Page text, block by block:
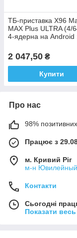
ТБ-приставка X96
MAX Plus ULTRA (4/
4-ядерна на Android
2 047,50 ₴
Купити
Про нас
98% позитивних
Працює з
м. Кривий Ріг
м-н Ювилейный
Контакти
Сьогодні
Показати